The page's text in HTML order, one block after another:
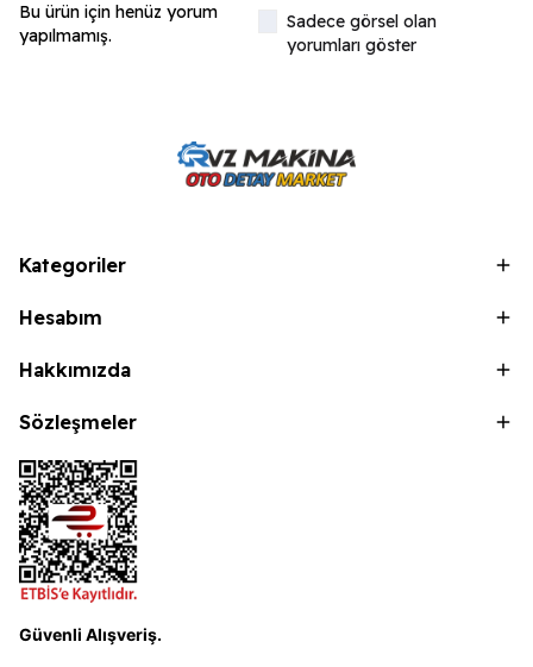
Bu ürün için henüz yorum
yapılmamış.
Sadece görsel olan
yorumları göster
Kategoriler
Hesabım
Hakkımızda
Sözleşmeler
Güvenli Alışveriş.